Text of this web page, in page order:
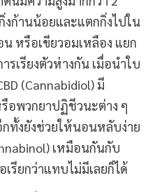
ก้านน้อยและแตกกิ่งไปใน
หรือเขียวอมเหลือง แยก
เรียงตัวห่างกัน เมื่อนำใบ
(Cannabidiol) มี
อพวกยาปฏิชีวนะต่าง ๆ
ทั้งยังช่วยให้นอนหลับง่าย
เหมือนกันกับ
รียกว่าแทบไม่มีเลยก็ได้